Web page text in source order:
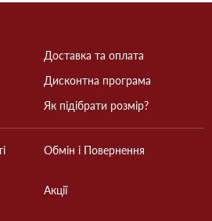
Доставка та оплата
Дисконтна програма
Як підібрати розмір?
Обмін і Повернення
Акції